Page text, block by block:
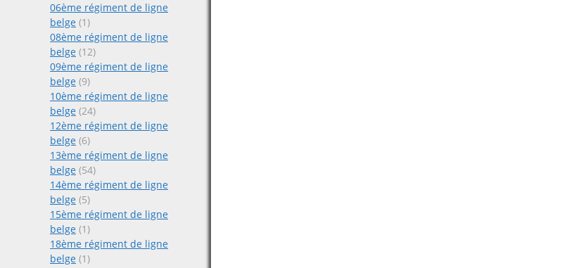
06ème régiment de ligne
belge (1)
08ème régiment de ligne
belge (12)
09ème régiment de ligne
belge (9)
10ème régiment de ligne
belge (24)
12ème régiment de ligne
belge (6)
13ème régiment de ligne
belge (54)
14ème régiment de ligne
belge (5)
15ème régiment de ligne
belge (1)
18ème régiment de ligne
belge (1)